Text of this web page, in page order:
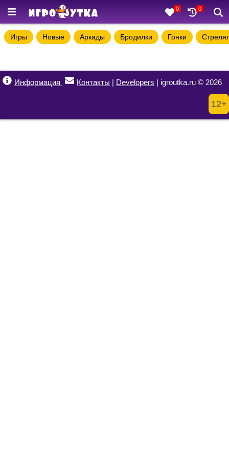
0 0
Игры Новые Аркады Бродилки Гонки
Информация Контакты | Developers | igroutka.ru © 2026
12+